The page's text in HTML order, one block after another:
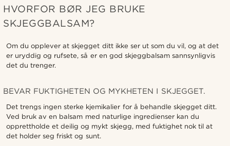
HVORFOR BØR JEG BRUKE
SKJEGGBALSAM?
Om du opplever at skjegget ditt ikke ser ut som du vil, og at det
er uryddig og rufsete, så er en god skjeggbalsam sannsynligvis
det du trenger.
BEVAR FUKTIGHETEN OG MYKHETEN I SKJEGGET.
Det trengs ingen sterke kjemikalier for å behandle skjegget ditt.
Ved bruk av en balsam med naturlige ingredienser kan du
opprettholde et deilig og mykt skjegg, med fuktighet nok til at
det holder seg friskt og sunt.